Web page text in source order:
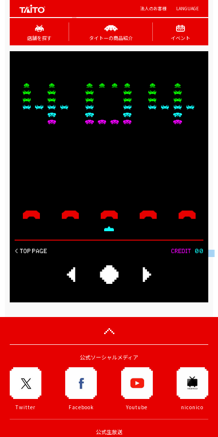
法人のお客様 LANGUAGE
店舗を探す タイトーの商品紹介 イベント
公式ソーシャルメディア
Twitter Facebook Youtube niconico
公式生放送